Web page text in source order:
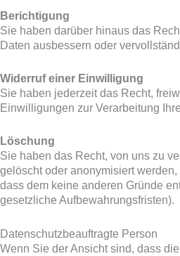
Berichtigung
Sie haben darüber hinaus das
Daten ausbessern oder
Widerruf einer Einwilligung
Sie haben jederzeit das Recht,
Einwilligungen zur Verarbeitung
Löschung
Sie haben das Recht, von uns zu
gelöscht oder anonymisiert
dass dem keine anderen Gründe
gesetzliche Aufbewahrungsfristen).
Datenschutzbeauftragte Person
Wenn Sie der Ansicht sind, dass